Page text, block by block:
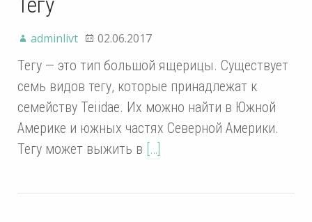
adminlivt 02.06.2017
Тегу — это тип большой ящерицы. Существует
семь видов тегу, которые принадлежат к
семейству Teiidae. Их можно найти в Южной
Америке и южных частях Северной Америки.
Тегу может выжить в […]